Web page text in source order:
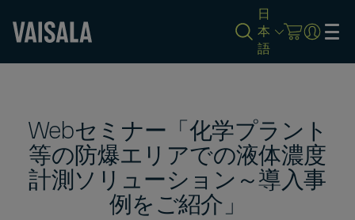
日
本
語
Webセミナー「化学プラント
等の防爆エリアでの液体濃度
計測ソリューション～導入事
例をご紹介」